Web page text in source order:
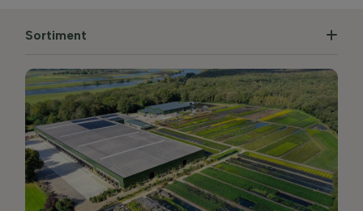
Sortiment